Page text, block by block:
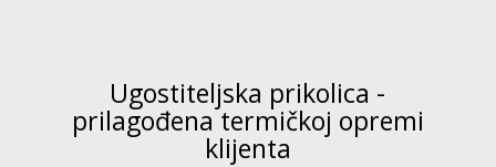
Ugostiteljska prikolica -
prilagođena termičkoj opremi
klijenta